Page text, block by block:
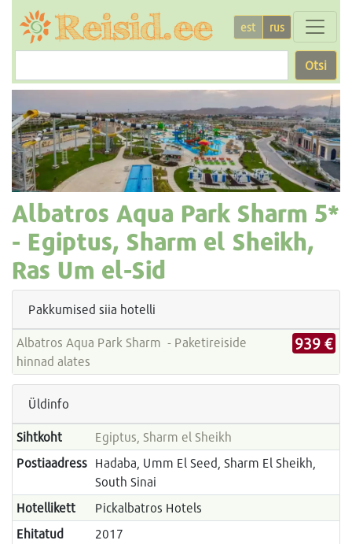
est rus
Otsi
Albatros Aqua Park Sharm 5*
- Egiptus, Sharm el Sheikh,
Ras Um el-Sid
Pakkumised siia hotelli
Albatros Aqua Park Sharm - Paketireiside
hinnad alates
939 €
Üldinfo
Sihtkoht
Egiptus, Sharm el Sheikh
Postiaadress Hadaba, Umm El Seed, Sharm El Sheikh,
South Sinai
Hotellikett
Pickalbatros Hotels
Ehitatud
2017